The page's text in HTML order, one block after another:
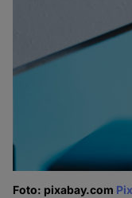
Foto: pixabay.com